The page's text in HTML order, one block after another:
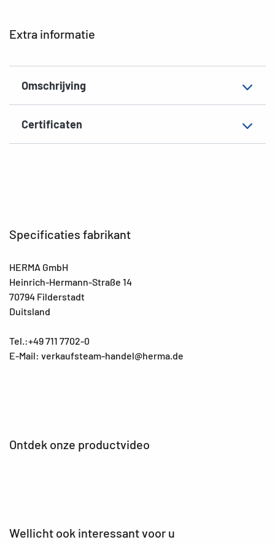
Extra informatie
Omschrijving
Certificaten
Specificaties fabrikant
HERMA GmbH
Heinrich-Hermann-Straße 14
70794 Filderstadt
Duitsland
Tel.:+49 711 7702-0
E-Mail: verkaufsteam-handel@herma.de
Ontdek onze productvideo
Wellicht ook interessant voor u